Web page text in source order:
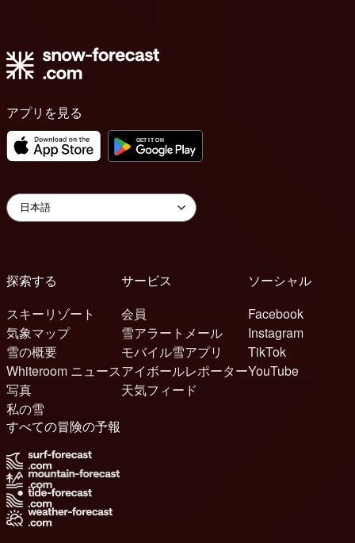
アプリを見る
探索する
スキーリゾート
気象マップ
雪の概要
Whiteroom ニュース
写真
私の雪
サービス
会員
雪アラートメール
モバイル雪アプリ
アイボールレポーター
天気フィード
ソーシャル
Facebook
Instagram
TikTok
YouTube
すべての冒険の予報